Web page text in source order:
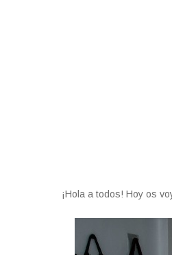
¡Hola a todos! Hoy os